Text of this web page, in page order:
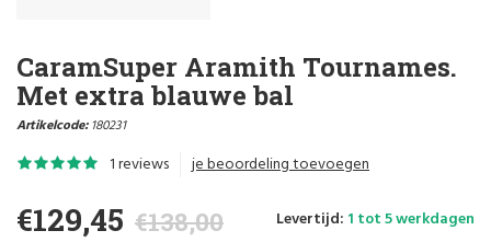
CaramSuper Aramith Tournames.
Met extra blauwe bal
Artikelcode:180231
1 reviews je beoordeling toevoegen
€129,45 €138,00 Levertijd: 1 tot 5 werkdagen